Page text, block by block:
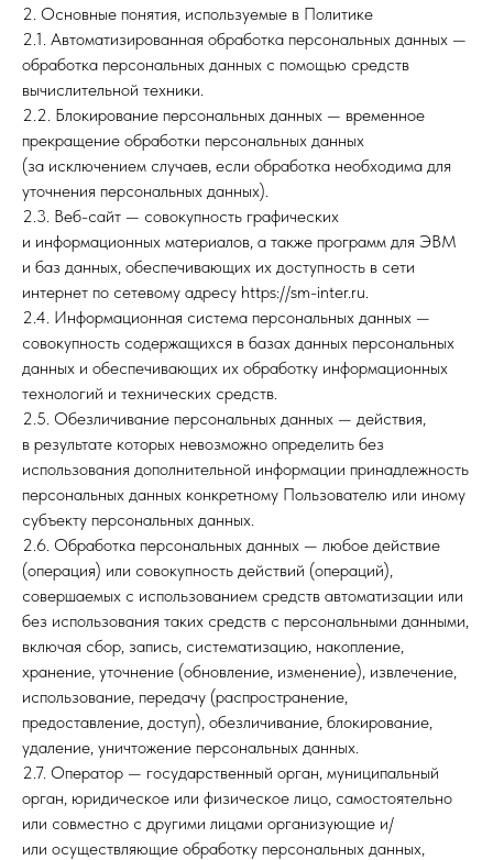
2. Основные понятия, используемые в Политике
2.1. Автоматизированная обработка персональных данных —
обработка персональных данных с помощью средств
вычислительной техники.
2.2. Блокирование персональных данных — временное
прекращение обработки персональных данных
(за исключением случаев, если обработка необходима для
уточнения персональных данных).
2.3. Веб-сайт — совокупность графических
и информационных материалов, а также программ для ЭВМ
и баз данных, обеспечивающих их доступность в сети
интернет по сетевому адресу https://sm-inter.ru.
2.4. Информационная система персональных данных —
совокупность содержащихся в базах данных персональных
данных и обеспечивающих их обработку информационных
технологий и технических средств.
2.5. Обезличивание персональных данных — действия,
в результате которых невозможно определить без
использования дополнительной информации принадлежность
персональных данных конкретному Пользователю или иному
субъекту персональных данных.
2.6. Обработка персональных данных — любое действие
(операция) или совокупность действий (операций),
совершаемых с использованием средств автоматизации или
без использования таких средств с персональными данными,
включая сбор, запись, систематизацию, накопление,
хранение, уточнение (обновление, изменение), извлечение,
использование, передачу (распространение,
предоставление, доступ), обезличивание, блокирование,
удаление, уничтожение персональных данных.
2.7. Оператор — государственный орган, муниципальный
орган, юридическое или физическое лицо, самостоятельно
или совместно с другими лицами организующие и/
или осуществляющие обработку персональных данных,